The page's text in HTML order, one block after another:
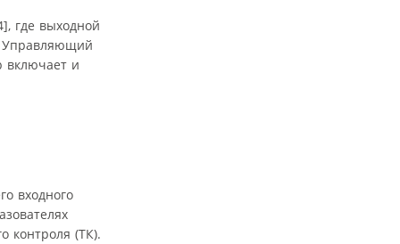
где выходной
Управляющий
включает и
входного
контроля (ТК).